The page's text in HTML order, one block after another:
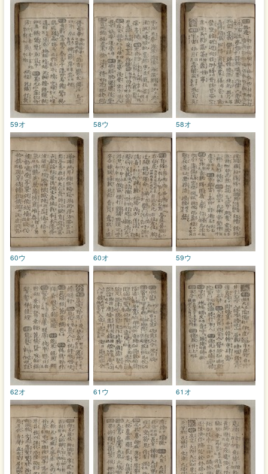
58オ
58ウ
59オ
59ウ
60オ
60ウ
61オ
61ウ
62オ